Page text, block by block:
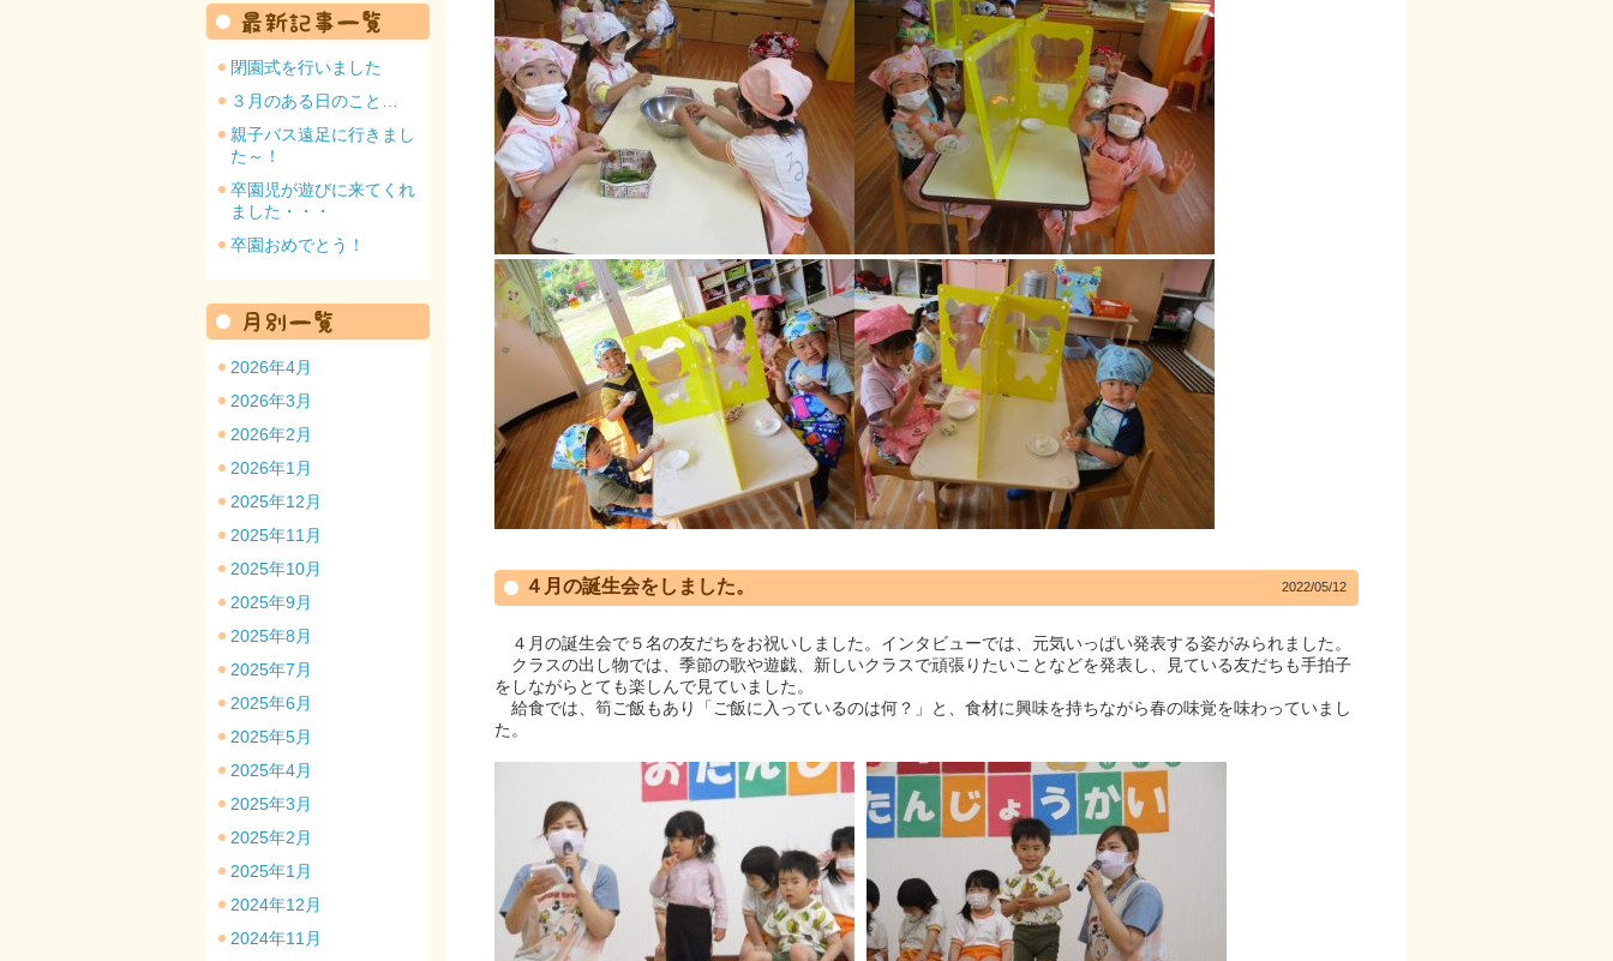
４月の誕生会をしました。 2022/05/12
４月の誕生会で５名の友だちをお祝いしました。インタビューでは、元気いっぱい発表する姿がみられました。
クラスの出し物では、季節の歌や遊戯、新しいクラスで頑張りたいことなどを発表し、見ている友だちも手拍子
をしながらとても楽しんで見ていました。
給食では、筍ご飯もあり「ご飯に入っているのは何？」と、食材に興味を持ちながら春の味覚を味わっていまし
た。
園のトップ
閉園式を行いました
３月のある日のこと…
親子バス遠足に行きまし
た～！
卒園児が遊びに来てくれ
ました・・・
卒園おめでとう！
2026年4月
2026年3月
2026年2月
2026年1月
2025年12月
2025年11月
2025年10月
2025年9月
2025年8月
2025年7月
2025年6月
2025年5月
2025年4月
2025年3月
2025年2月
2025年1月
2024年12月
2024年11月